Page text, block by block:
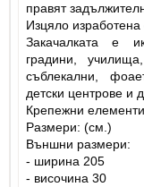
правят
Изцяло
Закачалката е
градини,
съблекални,
детски центрове и
Крепежни
Размери: (см.)
Външни размери:
- ширина 205
- височина 30